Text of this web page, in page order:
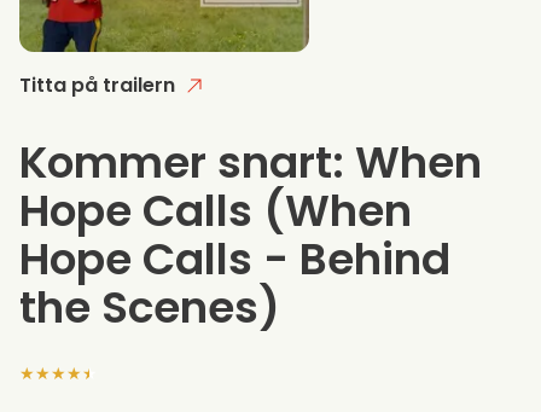
Titta på trailern
Kommer snart: When
Hope Calls (When
Hope Calls - Behind
the Scenes)
★★★★★